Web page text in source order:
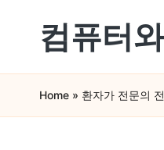
to
content
컴퓨터
컴
퓨
Home » 환자가 전문의